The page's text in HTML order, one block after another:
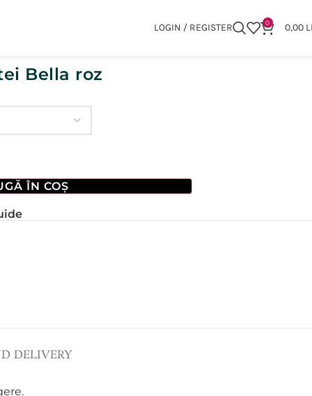
LOGIN / REGISTER 0 0,00
Bella roz
ÎN COȘ
DELIVERY